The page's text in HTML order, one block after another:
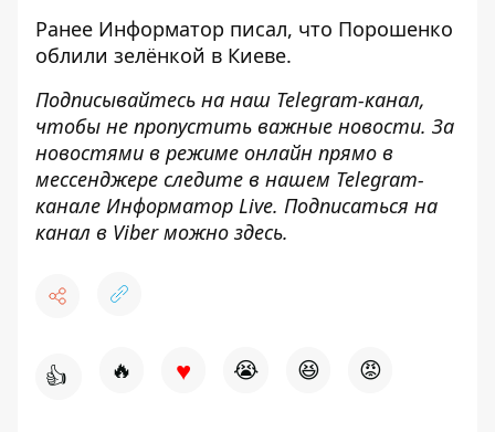
Ранее Информатор писал, что Порошенко
облили зелёнкой в Киеве.
Подписывайтесь на наш Telegram-канал,
чтобы не пропустить важные новости. За
новостями в режиме онлайн прямо в
мессенджере следите в нашем Telegram-
канале Информатор Live. Подписаться на
канал в Viber можно здесь.
👍 🔥 ♥ 😭 😆 😡